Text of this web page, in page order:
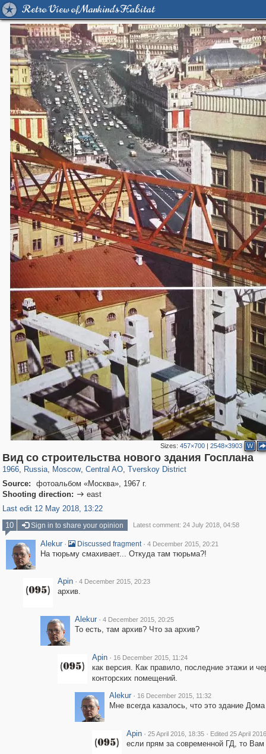
Retro View of Mankind's Habitat
Sizes: 457×700| 2548×3903 W
Вид со строительства нового здания Госплана
1966, Russia
1,407,905 29,263
, Moscow
319,973 8,295
, Central AO
160,060 5,920
, Tverskoy District
53,065 2,283
Source:
фотоальбом «Москва», 1967 г.
Shooting direction:  east
Last edit 12 May 2018, 13:22
10
Sign in to share your opinion Latest comment: 24 July 2018, 04:58
Alekur · Discussed fragment · 4 December 2015, 20:21
На тюрьму смахивает... Откуда там тюрьма?!
Apin · 4 December 2015, 20:23
архив.
Alekur · 4 December 2015, 20:25
То есть, там архив? Что за архив?
Apin · 16 December 2015, 11:24
как версия. Как правило, последние этажи и
конторских помещений.
Alekur · 16 December 2015, 11:32
Мне всегда казалось, что это здание
Apin · 25 April 2016, 18:35 · Edited 25 April
если прям за современной ГД, то Вам